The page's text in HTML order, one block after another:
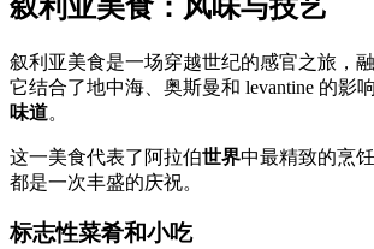
叙利亚美食：风味与技艺
叙利亚美食是一场穿越世纪的感官之旅，
它结合了地中海、奥斯曼和 levantine 的影
味道。
这一美食代表了阿拉伯世界中最精致的烹
都是一次丰盛的庆祝。
标志性菜肴和小吃